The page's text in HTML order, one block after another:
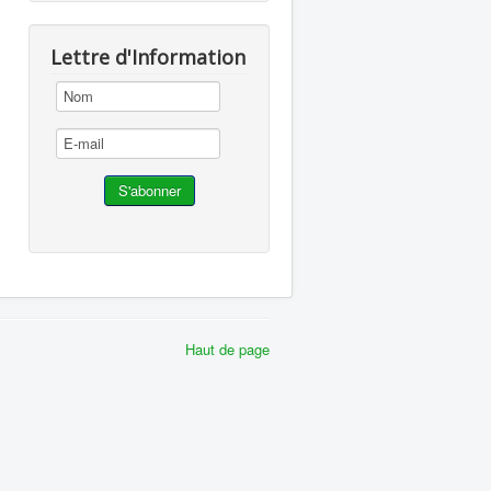
Lettre d'Information
Haut de page